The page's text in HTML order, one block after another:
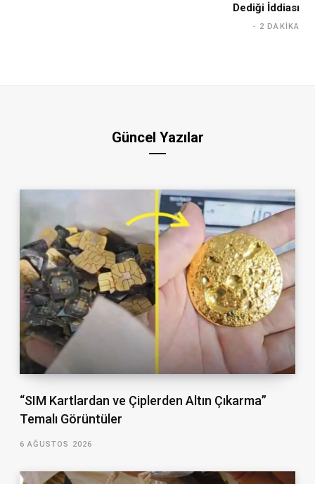
Dediği İddiası
2 DAKIKA
Güncel Yazılar
“SIM Kartlardan ve Çiplerden Altın Çıkarma”
Temalı Görüntüler
6 AĞUSTOS 2026